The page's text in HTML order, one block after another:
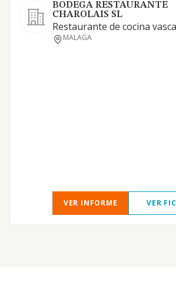
BODEGA RESTAURANTE
CHAROLAIS SL
Restaurante de cocina vasca
MALAGA
VER INFORME VER